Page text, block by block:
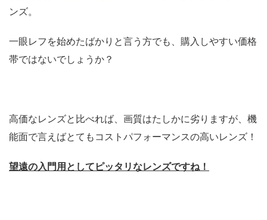
ンズ。
一眼レフを始めたばかりと言う方でも、購入しやすい価格
帯ではないでしょうか？
高価なレンズと比べれば、画質はたしかに劣りますが、機
能面で言えばとてもコストパフォーマンスの高いレンズ！
望遠の入門用としてピッタリなレンズですね！